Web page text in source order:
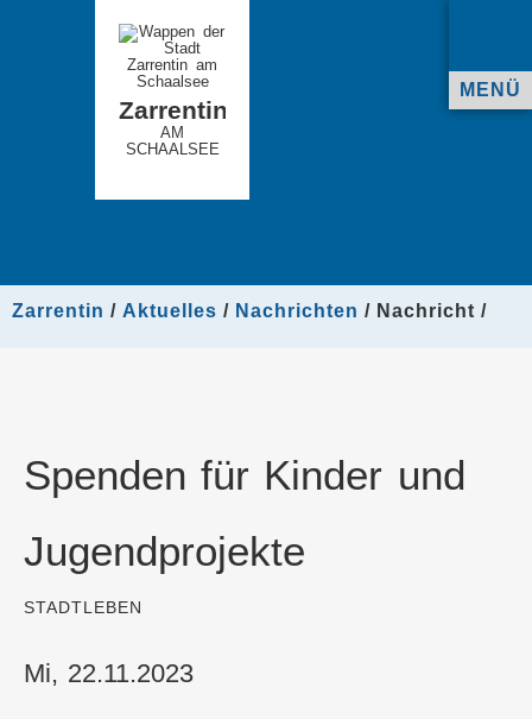
MENÜ
Zarrentin
AM
SCHAALSEE
Zarrentin Aktuelles Nachrichten Nachricht
Spenden für Kinder und
Jugendprojekte
:
STADTLEBEN
Mi, 22.11.2023